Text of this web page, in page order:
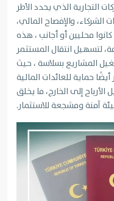
التجارية الذي يحدد الأطر
الشركاء، والإفصاح المالي،
محليين أو أجانب ، هذه
لتسهيل انتقال المستثمر
المشاريع بسلاسة ، حيث
حماية للعائدات المالية
إلى الخارج، ما يخلق
آمنة ومشجعة للاستثمار.